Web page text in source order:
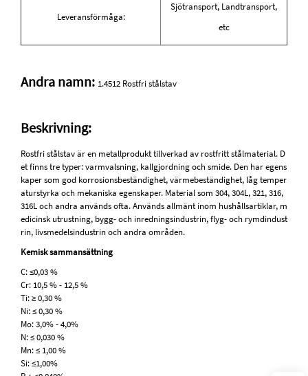
Leveransförmåga:
Sjötransport, Landtransport,
etc
Andra namn: 1.4512 Rostfri stålstav
Beskrivning:
Rostfri stålstav är en metallprodukt tillverkad av rostfritt stålmaterial. D
et finns tre typer: varmvalsning, kallgjordning och smide. Den har egens
kaper som god korrosionsbeständighet, värmebeständighet, låg temper
aturstyrka och mekaniska egenskaper. Material som 304, 304L, 321, 316,
316L och andra används ofta. Används allmänt inom hushållsartiklar, m
edicinsk utrustning, bygg- och inredningsindustrin, flyg- och rymdindust
rin, livsmedelsindustrin och andra områden.
Kemisk sammansättning
C: ≤0,03 %
Cr: 10,5 % - 12,5 %
Ti: ≥ 0,30 %
Ni: ≤ 0,30 %
Mo: 3,0% - 4,0%
N: ≤ 0,030 %
Mn: ≤ 1,00 %
Si: ≤1,00%